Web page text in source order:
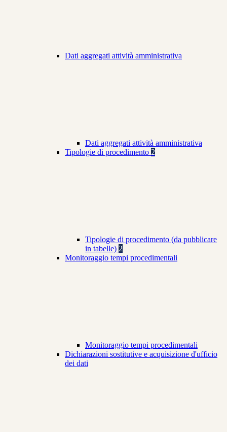
Dati aggregati attività amministrativa
Dati aggregati attività amministrativa
Tipologie di procedimento 2
Tipologie di procedimento (da pubblicare
in tabelle) 2
Monitoraggio tempi procedimentali
Monitoraggio tempi procedimentali
Dichiarazioni sostitutive e acquisizione d'ufficio
dei dati